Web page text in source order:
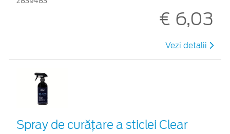
€ 6,03
Vezi detalii
Spray de curățare a sticlei Clear